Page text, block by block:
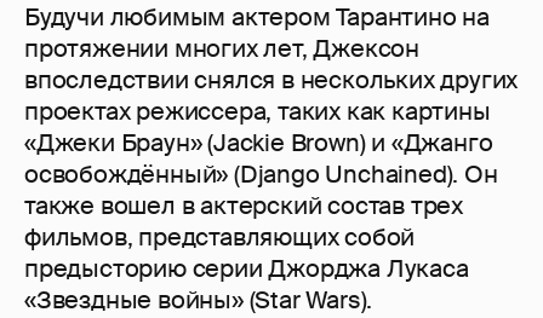
Будучи любимым актером Тарантино на
протяжении многих лет, Джексон
впоследствии снялся в нескольких других
проектах режиссера, таких как картины
«Джеки Браун» (Jackie Brown) и «Джанго
освобождённый» (Django Unchained). Он
также вошел в актерский состав трех
фильмов, представляющих собой
предысторию серии Джорджа Лукаса
«Звездные войны» (Star Wars).